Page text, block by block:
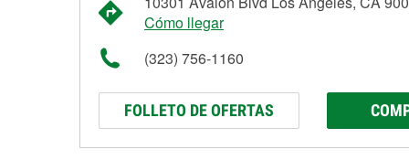
Cómo llegar
(323) 756-1160
FOLLETO DE OFERTAS